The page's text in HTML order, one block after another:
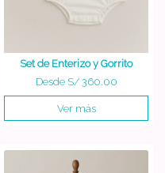
Set de Enterizo y Gorrito
Desde S/ 360.00
Ver más